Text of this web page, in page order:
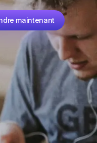
maintenant